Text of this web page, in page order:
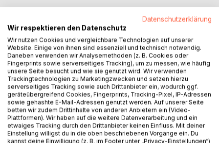
BESCHREIBUNG
The Adventures of Tom Sawyer by Mark Twain is an 1876
novel about a young boy growing up along the Mississippi
River.
It is set in the 1840s in the fictional town of St. Petersburg,
Datenschutzerklärung
Wir respektieren den Datenschutz
Wir nutzen Cookies und vergleichbare Technologien auf unserer
Website. Einige von ihnen sind essenziell und technisch notwendig.
Daneben verwenden wir Analysemethoden (z. B. Cookies oder
Fingerprints sowie serverseitiges Tracking), um zu messen, wie häufig
unsere Seite besucht und wie sie genutzt wird. Wir verwenden
Trackingtechnologien zu Marketingzwecken und setzen hierzu
serverseitiges Tracking sowie auch Drittanbieter ein, wodurch ggf.
geräteübergreifend Cookies, Fingerprints, Tracking-Pixel, IP-Adressen
sowie gehashte E-Mail-Adressen genutzt werden. Auf unserer Seite
betten wir zudem Drittinhalte von anderen Anbietern ein (Video-
Plattformen). Wir haben auf die weitere Datenverarbeitung und ein
etwaiges Tracking durch den Drittanbieter keinen Einfluss. Mit deiner
Einstellung willigst du in die oben beschriebenen Vorgänge ein. Du
kannst deine Einwilligung (z. B. im Footer unter „Privacy-Einstellungen“)